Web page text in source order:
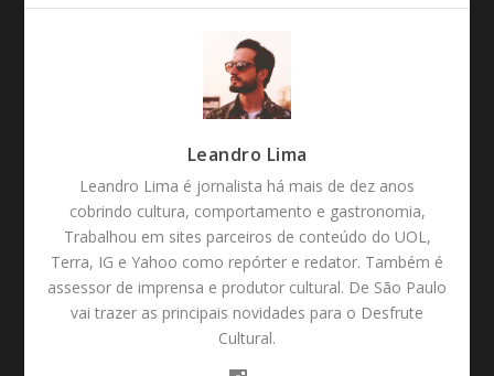
Leandro Lima
Leandro Lima é jornalista há mais de dez anos
cobrindo cultura, comportamento e gastronomia,
Trabalhou em sites parceiros de conteúdo do UOL,
Terra, IG e Yahoo como repórter e redator. Também é
assessor de imprensa e produtor cultural. De São Paulo
vai trazer as principais novidades para o Desfrute
Cultural.